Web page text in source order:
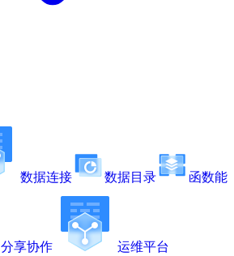
数据连接 数据目录 函数能
分享协作 运维平台